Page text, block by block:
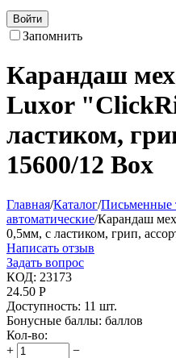
Войти
Запомнить
Карандаш
Luxor
ластиком,
15600/12 Box
Главная/Каталог/Письменные
автоматические/Карандаш
0,5мм, с ластиком, грип,
Написать отзыв
Задать вопрос
КОД: 23173
24.50 Р
Доступность: 11 шт.
Бонусные баллы: баллов
Кол-во:
+
−